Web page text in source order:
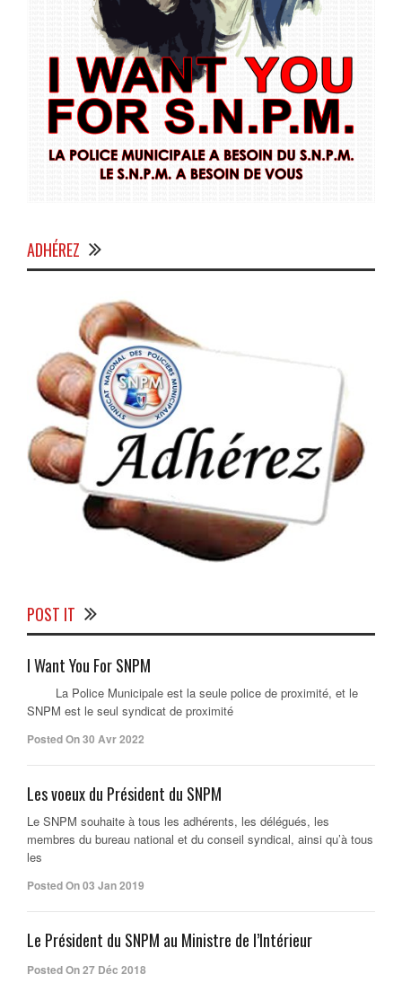
ADHÉREZ
POST IT
I Want You For SNPM
La Police Municipale est la seule police de proximité, et le
SNPM est le seul syndicat de proximité
Posted On 30 Avr 2022
Les voeux du Président du SNPM
Le SNPM souhaite à tous les adhérents, les délégués, les
membres du bureau national et du conseil syndical, ainsi qu’à tous
les
Posted On 03 Jan 2019
Le Président du SNPM au Ministre de l’Intérieur
Posted On 27 Déc 2018